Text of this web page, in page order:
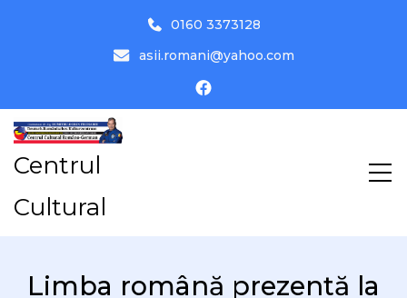
0160 3373128
asii.romani@yahoo.com
Centrul
Cultural
Limba română prezentă la